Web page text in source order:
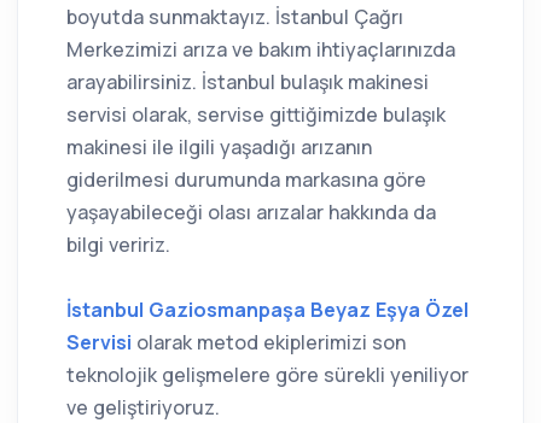
boyutda sunmaktayız. İstanbul Çağrı
Merkezimizi arıza ve bakım ihtiyaçlarınızda
arayabilirsiniz. İstanbul bulaşık makinesi
servisi olarak, servise gittiğimizde bulaşık
makinesi ile ilgili yaşadığı arızanın
giderilmesi durumunda markasına göre
yaşayabileceği olası arızalar hakkında da
bilgi veririz.
İstanbul Gaziosmanpaşa Beyaz Eşya Özel
Servisi olarak metod ekiplerimizi son
teknolojik gelişmelere göre sürekli yeniliyor
ve geliştiriyoruz.